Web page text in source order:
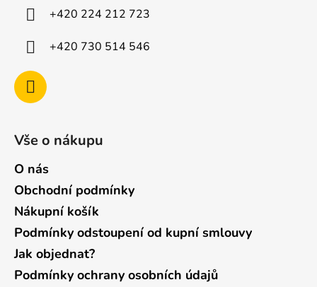
+420 224 212 723
+420 730 514 546
Vše o nákupu
O nás
Obchodní podmínky
Nákupní košík
Podmínky odstoupení od kupní smlouvy
Jak objednat?
Podmínky ochrany osobních údajů